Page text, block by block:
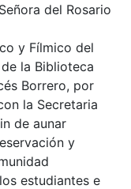
del Rosario
y Fílmico del
la Biblioteca
Borrero, por
la Secretaria
de aunar
y
estudiantes e